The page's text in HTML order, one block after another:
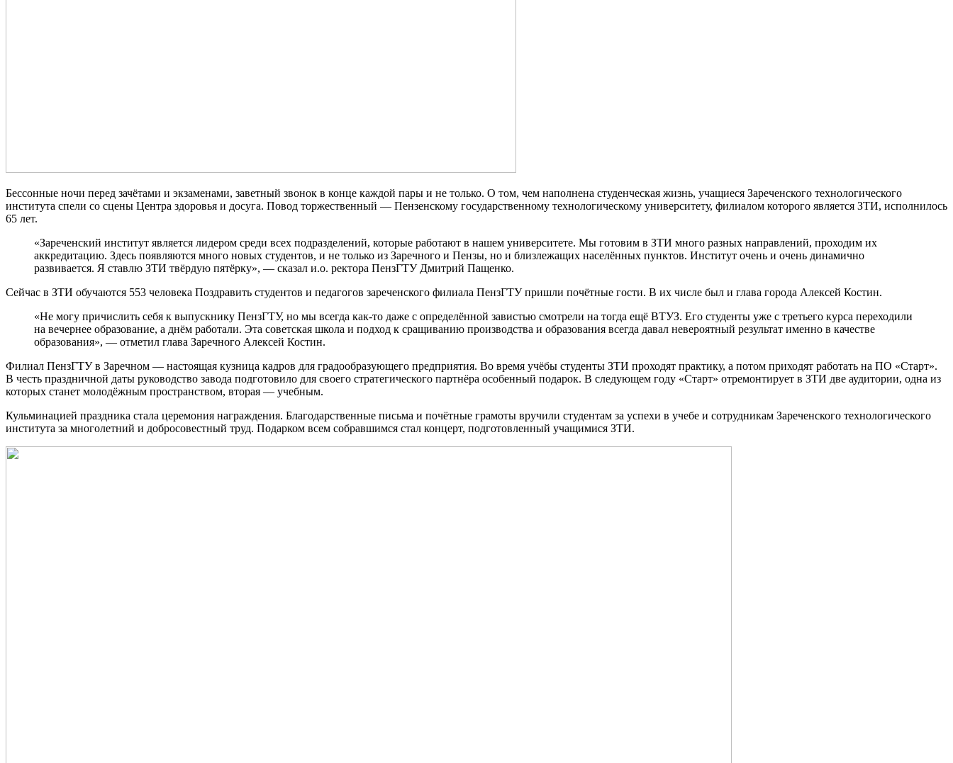
Бессонные ночи перед зачётами и экзаменами, заветный звонок в конце каждой пары и не только. О том, чем наполнена студенческая жизнь, учащиеся Зареченского технологического
института спели со сцены Центра здоровья и досуга. Повод торжественный — Пензенскому государственному технологическому университету, филиалом которого является ЗТИ, исполнилось
65 лет.
«Зареченский институт является лидером среди всех подразделений, которые работают в нашем университете. Мы готовим в ЗТИ много разных направлений, проходим их
аккредитацию. Здесь появляются много новых студентов, и не только из Заречного и Пензы, но и близлежащих населённых пунктов. Институт очень и очень динамично
развивается. Я ставлю ЗТИ твёрдую пятёрку», — сказал и.о. ректора ПензГТУ Дмитрий Пащенко.
Сейчас в ЗТИ обучаются 553 человека Поздравить студентов и педагогов зареченского филиала ПензГТУ пришли почётные гости. В их числе был и глава города Алексей Костин.
«Не могу причислить себя к выпускнику ПензГТУ, но мы всегда как-то даже с определённой завистью смотрели на тогда ещё ВТУЗ. Его студенты уже с третьего курса переходили
на вечернее образование, а днём работали. Эта советская школа и подход к сращиванию производства и образования всегда давал невероятный результат именно в качестве
образования», — отметил глава Заречного Алексей Костин.
Филиал ПензГТУ в Заречном — настоящая кузница кадров для градообразующего предприятия. Во время учёбы студенты ЗТИ проходят практику, а потом приходят работать на ПО «Старт».
В честь праздничной даты руководство завода подготовило для своего стратегического партнёра особенный подарок. В следующем году «Старт» отремонтирует в ЗТИ две аудитории, одна из
которых станет молодёжным пространством, вторая — учебным.
Кульминацией праздника стала церемония награждения. Благодарственные письма и почётные грамоты вручили студентам за успехи в учебе и сотрудникам Зареченского технологического
института за многолетний и добросовестный труд. Подарком всем собравшимся стал концерт, подготовленный учащимися ЗТИ.